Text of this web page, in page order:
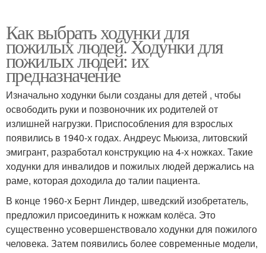
Как выбрать ходунки для
пожилых людей. Ходунки для
пожилых людей: их
предназначение
Изначально ходунки были созданы для детей , чтобы
освободить руки и позвоночник их родителей от
излишней нагрузки. Приспособления для взрослых
появились в 1940-х годах. Андреус Мьюиза, литовский
эмигрант, разработал конструкцию на 4-х ножках. Такие
ходунки для инвалидов и пожилых людей держались на
раме, которая доходила до талии пациента.
В конце 1960-х Бернт Линдер, шведский изобретатель,
предложил присоединить к ножкам колёса. Это
существенно усовершенствовало ходунки для пожилого
человека. Затем появились более современные модели,